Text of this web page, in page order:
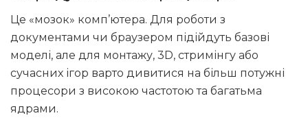
Це «мозок» комп’ютера. Для роботи з
документами чи браузером підійдуть базові
моделі, але для монтажу, 3D, стримінгу або
сучасних ігор варто дивитися на більш потужні
процесори з високою частотою та багатьма
ядрами.